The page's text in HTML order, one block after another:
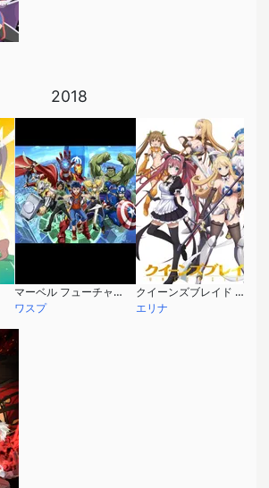
2018
マーベル フューチャー・アベンジャーズ シーズン2
ワスプ
クイーンズブレイド UNLIMITED
エリナ